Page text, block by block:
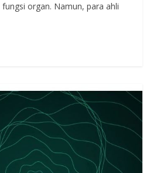
organ. Namun, para ahli